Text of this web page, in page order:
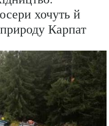
хочуть й
Карпат